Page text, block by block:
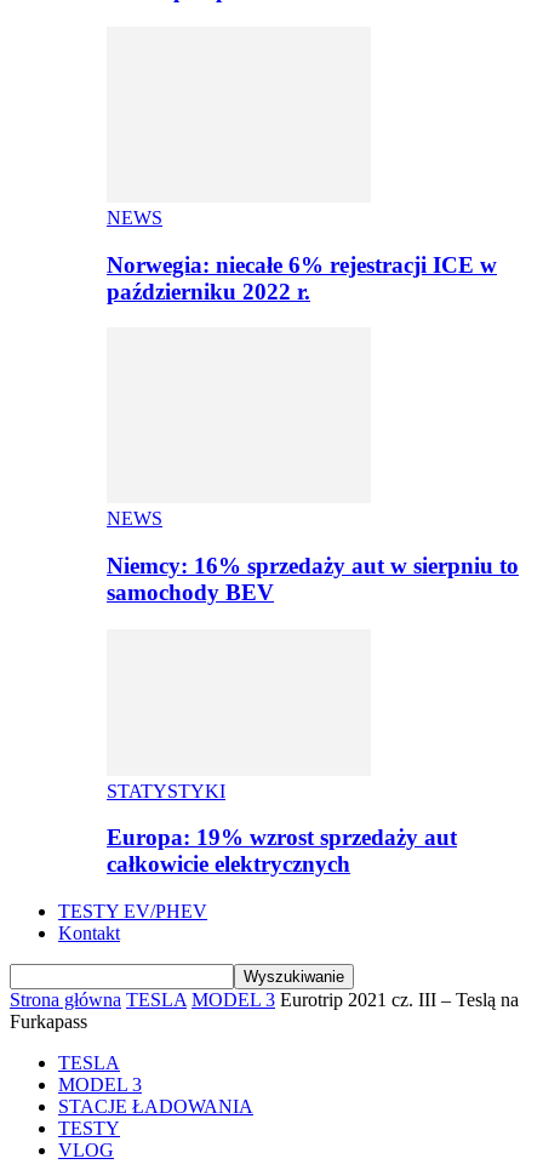
NEWS
Norwegia: niecałe 6% rejestracji ICE w
październiku 2022 r.
NEWS
Niemcy: 16% sprzedaży aut w sierpniu to
samochody BEV
STATYSTYKI
Europa: 19% wzrost sprzedaży aut
całkowicie elektrycznych
TESTY EV/PHEV
Kontakt
Strona główna TESLA MODEL 3 Eurotrip 2021 cz. III – Teslą na
Furkapass
TESLA
MODEL 3
STACJE ŁADOWANIA
TESTY
VLOG